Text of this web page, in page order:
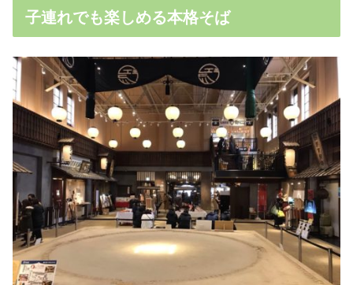
子連れでも楽しめる本格そば